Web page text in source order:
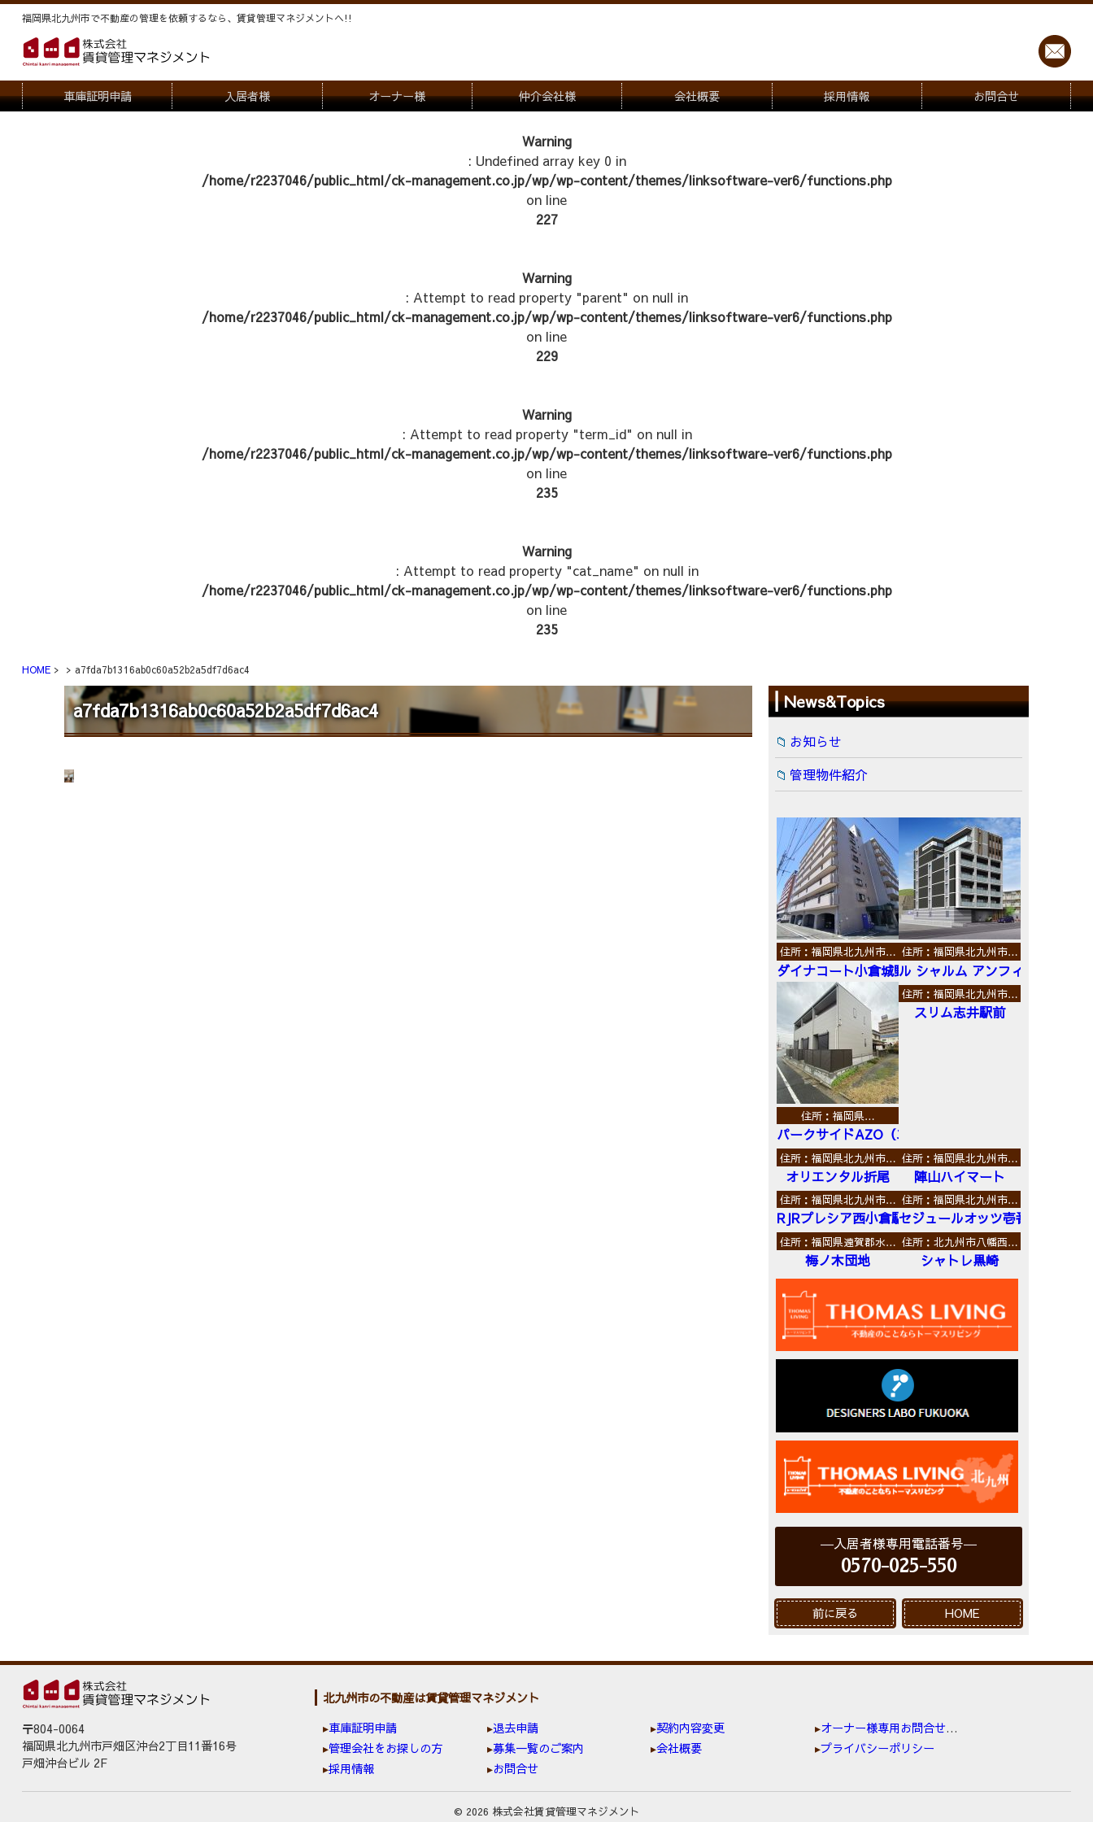
福岡県北九州市で不動産の管理を依頼するなら、賃貸管理マネジメントヘ!!
車庫証明申請 入居者様 オーナー様 仲介会社様
物件写真
管理物件紹介
会社概要 採用情報 お問合せ
Warning
: Undefined array key 0 in
/home/r2237046/public_html/ck-management.co.jp/wp/wp-content/themes/linksoftware-ver6/functions.php
on line
227
Warning
: Attempt to read property "parent" on null in
/home/r2237046/public_html/ck-management.co.jp/wp/wp-content/themes/linksoftware-ver6/functions.php
on line
229
Warning
: Attempt to read property "term_id" on null in
/home/r2237046/public_html/ck-management.co.jp/wp/wp-content/themes/linksoftware-ver6/functions.php
on line
235
Warning
: Attempt to read property "cat_name" on null in
/home/r2237046/public_html/ck-management.co.jp/wp/wp-content/themes/linksoftware-ver6/functions.php
on line
235
HOME a7fda7b1316ab0c60a52b2a5df7d6ac4
a7fda7b1316ab0c60a52b2a5df7d6ac4 News&Topics
お知らせ
管理物件紹介
住所：福岡県北九州市…
ダイナコート小倉城野
住所：福岡県北九州市…
ル シャルム アンフィニ
住所：福岡県…
パークサイドAZO（エーゼットオー）
住所：福岡県北九州市…
スリム志井駅前
住所：福岡県北九州市…
オリエンタル折尾
住所：福岡県北九州市…
陣山ハイマート
住所：福岡県北九州市…
RJRプレシア西小倉駅前
住所：福岡県北九州市…
セジュールオッツ壱番館
住所：福岡県遠賀郡水…
梅ノ木団地
住所：北九州市八幡西…
シャトレ黒崎
入居者様専用電話番号
0570-025-550
前に戻る HOME
〒804-0064
福岡県北九州市戸畑区沖台2丁目11番16号
戸畑沖台ビル 2F
北九州市の不動産は賃貸管理マネジメント
車庫証明申請
退去申請 契約内容変更
オーナー様専用お問合せ窓口
管理会社をお探しの方
募集一覧のご案内 会社概要
プライバシーポリシー
採用情報
お問合せ
© 2026 株式会社賃貸管理マネジメント